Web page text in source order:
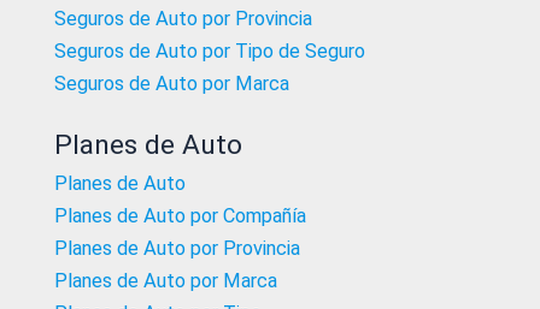
Seguros de Auto por Provincia
Seguros de Auto por Tipo de Seguro
Seguros de Auto por Marca
Planes de Auto
Planes de Auto
Planes de Auto por Compañía
Planes de Auto por Provincia
Planes de Auto por Marca